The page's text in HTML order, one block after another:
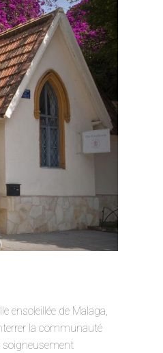
ensoleillée de Malaga,
la communauté
soigneusement